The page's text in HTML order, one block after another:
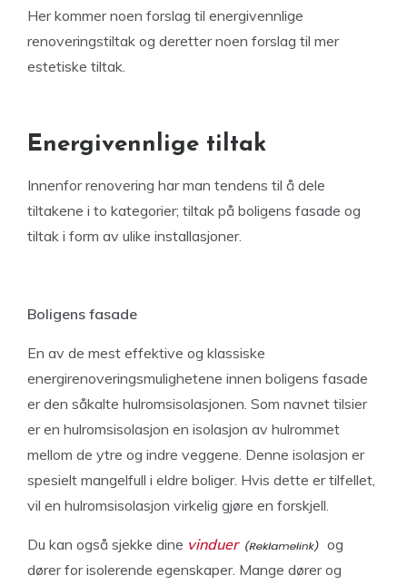
Her kommer noen forslag til energivennlige
renoveringstiltak og deretter noen forslag til mer
estetiske tiltak.
Energivennlige tiltak
Innenfor renovering har man tendens til å dele
tiltakene i to kategorier; tiltak på boligens fasade og
tiltak i form av ulike installasjoner.
Boligens fasade
En av de mest effektive og klassiske
energirenoveringsmulighetene innen boligens fasade
er den såkalte hulromsisolasjonen. Som navnet tilsier
er en hulromsisolasjon en isolasjon av hulrommet
mellom de ytre og indre veggene. Denne isolasjon er
spesielt mangelfull i eldre boliger. Hvis dette er tilfellet,
vil en hulromsisolasjon virkelig gjøre en forskjell.
Du kan også sjekke dine vinduer
og
dører for isolerende egenskaper. Mange dører og